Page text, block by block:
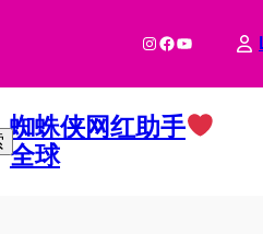
InstagramFacebook YouTube
蜘蛛侠网红助手
全球